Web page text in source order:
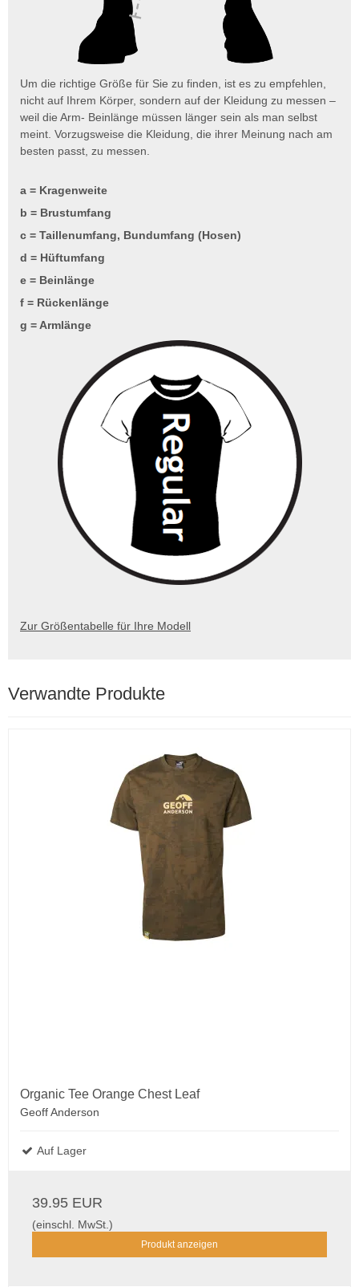
Um die richtige Größe für Sie zu finden, ist es zu empfehlen,
nicht auf Ihrem Körper, sondern auf der Kleidung zu messen –
weil die Arm- Beinlänge müssen länger sein als man selbst
meint. Vorzugsweise die Kleidung, die ihrer Meinung nach am
besten passt, zu messen.
a = Kragenweite
b = Brustumfang
c = Taillenumfang, Bundumfang (Hosen)
d = Hüftumfang
e = Beinlänge
f = Rückenlänge
g = Armlänge
Zur Größentabelle für Ihre Modell
Verwandte Produkte
Organic Tee Orange Chest Leaf
Geoff Anderson
Auf Lager
39.95 EUR
(einschl. MwSt.)
Produkt anzeigen